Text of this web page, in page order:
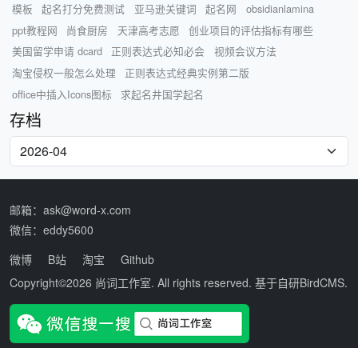
模板
起名打分免费测试 亚马逊关键词 起名网
obsidianlamina
ppt教程网
尚食厨房 天津高考志愿
创业项目的评估指标有哪些
美国留学申请 dcard
正则表达式必知必会
视频会议方法
淘宝侵权一般怎么处理
正则表达式经典实例第二版
office中插入Icons图标
求起名井国学起名
存档
邮箱：ask@word-x.com
微信：eddy5600
微博
B站 淘宝
Github
Copyright©2026 尚词工作室. All rights reserved. 基于自研BirdCMS.